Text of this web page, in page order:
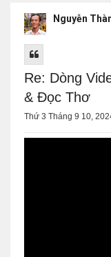
Nguyễn
Re: Dòng
& Đọc Thơ
Thứ 3 Tháng 9 10,